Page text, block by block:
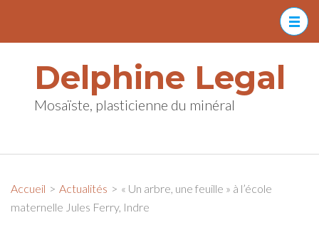
(Pressez
Entrée)Delphine Legal
Mosaïste, plasticienne du minéral
Accueil > Actualités > « Un arbre, une feuille » à l’école
maternelle Jules Ferry, Indre